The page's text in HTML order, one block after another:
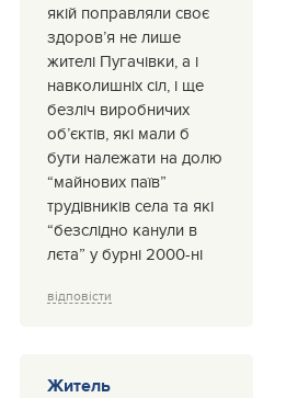
якій поправляли своє
здоров’я не лише
жителі Пугачівки, а і
навколишніх сіл, і ще
безліч виробничих
об’єктів, які мали б
бути належати на долю
“майнових паїв”
трудівників села та які
“безслідно канули в
лєта” у бурні 2000-ні
відповісти
Житель